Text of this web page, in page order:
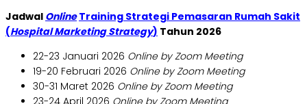
Jadwal Online Training Strategi Pemasaran Rumah Sakit
(Hospital Marketing Strategy) Tahun 2026
22-23 Januari 2026 Online by Zoom Meeting
19-20 Februari 2026 Online by Zoom Meeting
30-31 Maret 2026 Online by Zoom Meeting